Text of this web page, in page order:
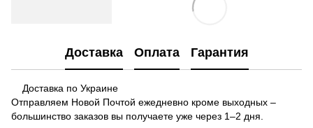
Доставка Оплата Гарантия
Доставка по Украине
Отправляем Новой Почтой ежедневно кроме выходных –
большинство заказов вы получаете уже через 1–2 дня.